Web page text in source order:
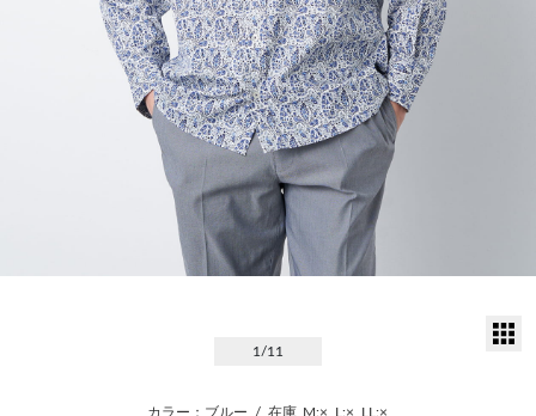
1 /11
カラー：ブルー / 在庫 M:× L:× LL:×